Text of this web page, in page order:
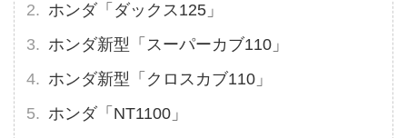
ホンダ「ダックス125」
ホンダ新型「スーパーカブ110」
ホンダ新型「クロスカブ110」
ホンダ「NT1100」